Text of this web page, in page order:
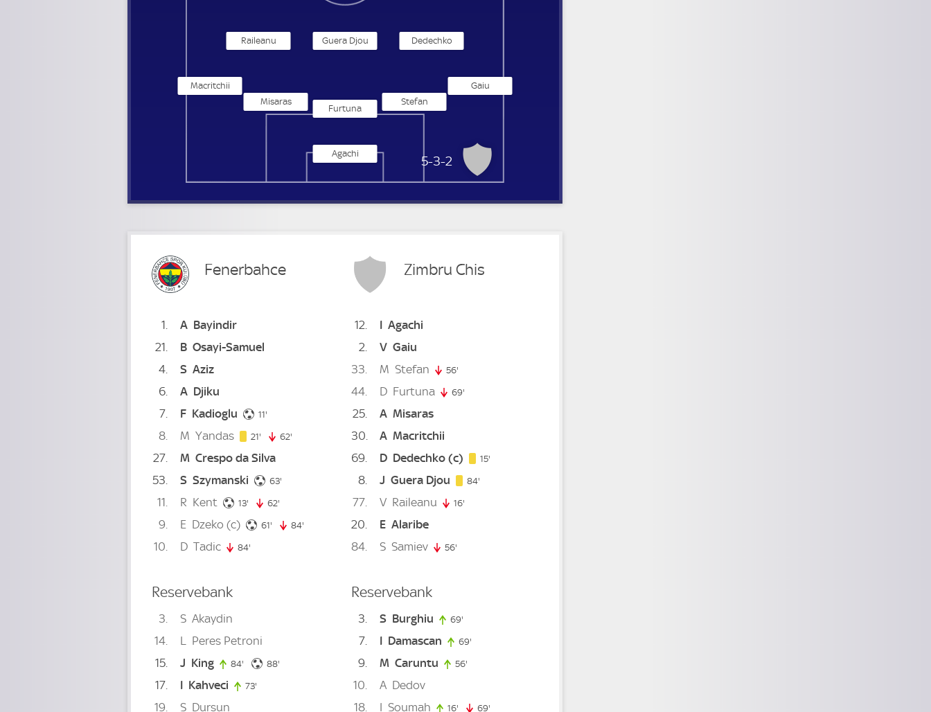
CSF Zimbru Chisinau
5-3-2
Agachi
Gaiu
Stefan
Furtuna
Misaras
Macritchii
Dedechko
Guera Djou
Raileanu
Fenerbahce
1 A Bayindir
21
B Osayi-Samuel
4
S Aziz
6
A Djiku
7
F Kadioglu 11'
8 M Yandas 21' 21. minute
62'
27 M Crespo da Silva
53
S Szymanski 63'
11 R Kent 13' 13. minute
62'
9 E Dzeko (c) 61' 61. minute
84'
10 D Tadic 84'
Reservebank
3 S Akaydin
14
L
Peres Petroni
15
J King 84' 84. minute
88'
17 I Kahveci 73'
19 S Dursun
Zimbru Chis
12 I Agachi
2
V Gaiu
33
M Stefan 56'
44 D Furtuna 69'
25 A Misaras
30
A Macritchii
69
D Dedechko(c) 15'
8 J Guera Djou 84'
77 V Raileanu 16'
20 E Alaribe
84
S Samiev 56'
Reservebank
3 S Burghiu 69'
7 I Damascan 69'
9 M Caruntu 56'
10 A Dedov
18
I Soumah 16' 16. minute
69'